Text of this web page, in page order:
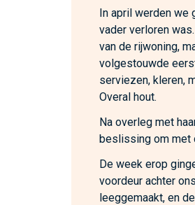
In april werden we
vader verloren
van de rijwoning,
volgestouwde
serviezen, kleren,
Overal hout.
Na overleg met
beslissing om met
De week erop
voordeur achter
leeggemaakt, en